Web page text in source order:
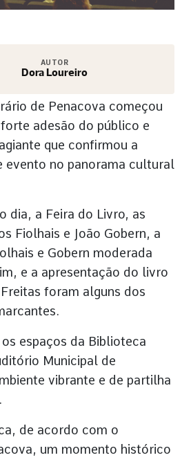
AUTOR
Dora Loureiro
de Penacova começou
adesão do público e
que confirmou a
evento no panorama cultural
dia, a Feira do Livro, as
Fiolhais e João Gobern, a
e Gobern moderada
e a apresentação do livro
foram alguns dos
espaços da Biblioteca
Municipal de
vibrante e de partilha
de acordo com o
um momento histórico